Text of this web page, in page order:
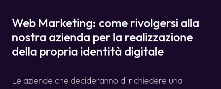
Web Marketing: come rivolgersi alla
nostra azienda per la realizzazione
della propria identità digitale
Le aziende che decideranno di richiedere una